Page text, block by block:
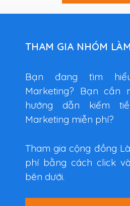
THAM GIA NHÓM
Bạn đang tìm
Marketing? Bạn cần
hướng dẫn kiếm
Marketing miễn phí?
Tham gia cộng đồng
phí bằng cách click
bên dưới.